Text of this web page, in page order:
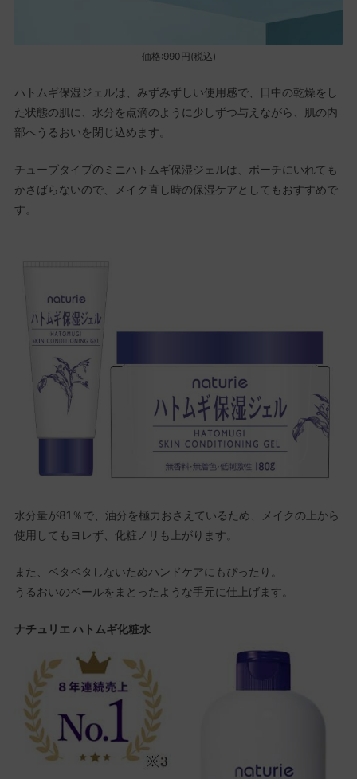
価格:990円(税込)
ハトムギ保湿ジェルは、みずみずしい使用感で、日中の乾燥をし
た状態の肌に、水分を点滴のように少しずつ与えながら、肌の内
部へうるおいを閉じ込めます。
チューブタイプのミニハトムギ保湿ジェルは、ポーチにいれても
かさばらないので、メイク直し時の保湿ケアとしてもおすすめで
す。
水分量が81％で、油分を極力おさえているため、メイクの上から
使用してもヨレず、化粧ノリも上がります
また、ベタベタしないためハンドケアにもぴったり。
うるおいのベールをまとったような手元に仕上げます。
ナチュリエ ハトムギ化粧水